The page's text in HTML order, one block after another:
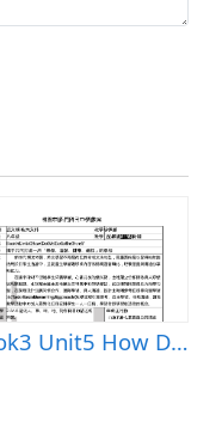
Book3 Unit5 How Do We Go to the Hotel?